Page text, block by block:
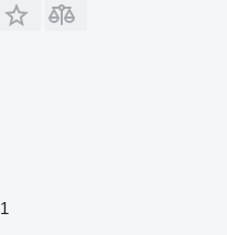
1